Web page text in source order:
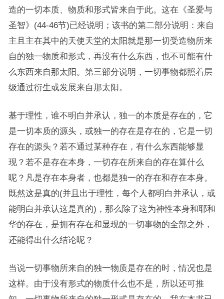
造的一切本质、物质和形式皆来自于此。这在《圣爱与
圣智》(44-46节)已经说明；该书的第二部分说明：来自
主且主在其中的天使天堂的太阳就是那一切受造物所来
自的独一物质和形式，再没有什么东西，也不可能有什
么东西来自那太阳。第三部分说明，一切事物都照着层
级通过衍生或发展来自那太阳。
基于理性，谁不明白并承认，独一的本质是存在的，它
是一切本质的源头，或独一的存在是存在的，它是一切
存在的源头？若不通过某种存在，有什么东西能够显
现？若不是存在本身，一切存在所来自的存在算什么
呢？凡是存在本身者，也都是独一的存在和存在本身。
既然这是真的(并且出于理性，每个人都明白并承认，或
能明白并承认这是真的)，那么除了这为神性本身和耶和
华的存在，是拥有存在和显现的一切事物的全部之外，
还能得出什么结论呢？
当说一切事物所来自的独一物质是存在的时，情况也是
这样。由于没有形式的物质什么也不是，所以还可推